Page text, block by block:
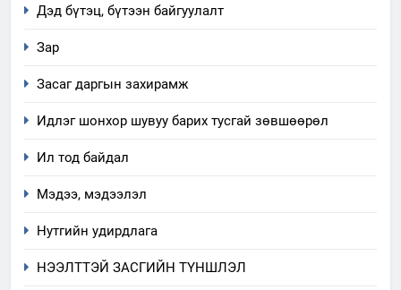
Дэд бүтэц, бүтээн байгуулалт
Зар
Засаг даргын захирамж
Идлэг шонхор шувуу барих тусгай зөвшөөрөл
Ил тод байдал
Мэдээ, мэдээлэл
Нутгийн удирдлага
НЭЭЛТТЭЙ ЗАСГИЙН ТҮНШЛЭЛ
6
ИЛ ТОД БАЙДАЛ
Мэдээлэл хариуцагчийн